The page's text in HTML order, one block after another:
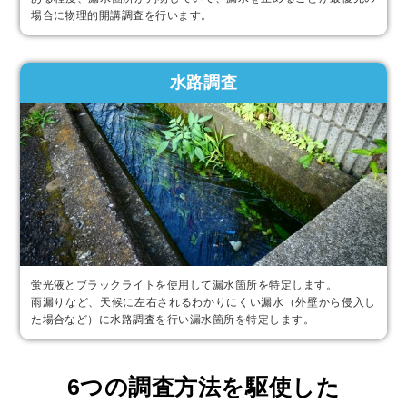
場合に物理的開講調査を行います。
水路調査
蛍光液とブラックライトを使用して漏水箇所を特定します。
雨漏りなど、天候に左右されるわかりにくい漏水（外壁から侵入し
た場合など）に水路調査を行い漏水箇所を特定します。
6つの調査方法を駆使した